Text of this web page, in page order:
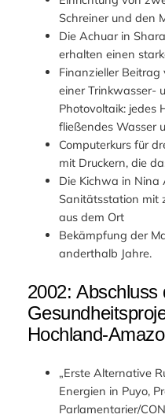
Schreiner und den
Die Achuar in
erhalten einen
Finanzieller Beitrag
einer Trinkwasser-
Photovoltaik: jedes
fließendes Wasser
Computerkurs für
mit Druckern, die
Die Kichwa in Nina
Sanitätsstation mit
aus dem Ort
Bekämpfung der
anderthalb Jahre.
2002: Abschluss
Hochland-
„Erste Alternative
Energien in Puyo,
Parlamentarier/